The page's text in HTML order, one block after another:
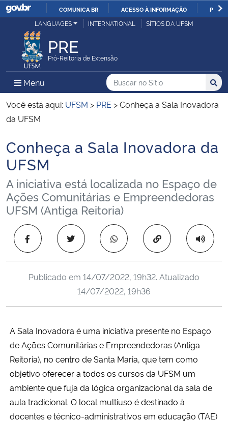
IR
COMUNICA BR ACESSO À INFORMAÇÃO
Ministério da Justiça e Segurança Pública
Ministério da Defesa
Ministério das Relações Exteriores
Ministério da Infraestrutura
Ministério da Agricultura, Pecuária e Abastecimento
Ministério da Educação
Ministério da Cidadania
Ministério da Saúde
Ministério de Minas e Energia
Ministério do Meio Ambiente
Ministério do Turismo
Ministério do Desenvolvimento Regional
LANGUAGES INTERNATIONAL SÍTIOS DA UFSM
PRE
Pró-Reitoria de Extensão
Menu Menu Principal do Sítio
Busca
Buscar no no Sítio
Busca:
Você está aqui: UFSM > PRE >Conheça a Sala Inovadora
da UFSM
Início do conteúdo
Conheça a Sala Inovadora da
UFSM
A iniciativa está localizada no Espaço de
Ações Comunitárias e Empreendedoras
UFSM (Antiga Reitoria)
Copiar para área
Publicado em 14/07/2022, 19h32. Atualizado
14/07/2022, 19h36
A Sala Inovadora é uma iniciativa presente no Espaço
de Ações Comunitárias e Empreendedoras (Antiga
Reitoria), no centro de Santa Maria, que tem como
objetivo oferecer a todos os cursos da UFSM um
ambiente que fuja da lógica organizacional da sala de
aula tradicional. O local multiuso é destinado à
docentes e técnico-administrativos em educação (TAE)